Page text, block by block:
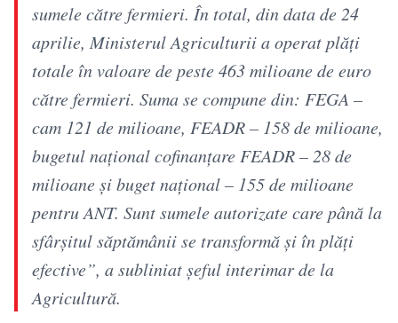
sumele către fermieri. În total, din data de 24
aprilie, Ministerul Agriculturii a operat plăţi
totale în valoare de peste 463 milioane de euro
către fermieri. Suma se compune din: FEGA –
cam 121 de milioane, FEADR – 158 de milioane,
bugetul naţional cofinanţare FEADR – 28 de
milioane şi buget naţional – 155 de milioane
pentru ANT. Sunt sumele autorizate care până la
sfârşitul săptămânii se transformă şi în plăţi
efective”, a subliniat şeful interimar de la
Agricultură.